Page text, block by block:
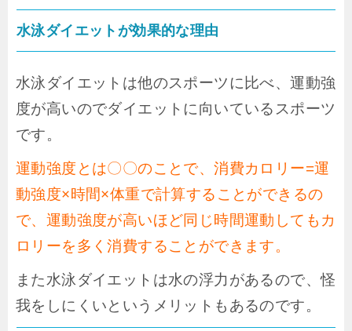
水泳ダイエットが効果的な理由
水泳ダイエットは他のスポーツに比べ、運動強
度が高いのでダイエットに向いているスポーツ
です。
運動強度とは〇〇のことで、消費カロリー=運
動強度×時間×体重で計算することができるの
で、運動強度が高いほど同じ時間運動してもカ
ロリーを多く消費することができます。
また水泳ダイエットは水の浮力があるので、怪
我をしにくいというメリットもあるのです。